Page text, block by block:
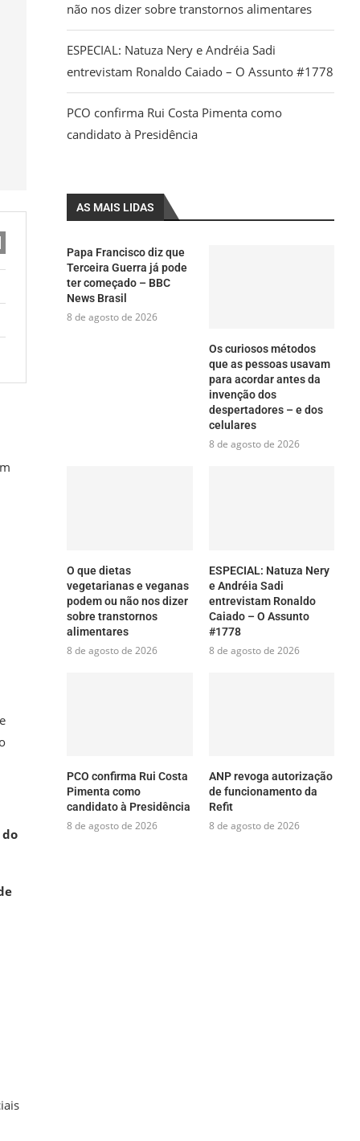
não nos dizer sobre transtornos alimentares
ESPECIAL: Natuza Nery e Andréia Sadi
entrevistam Ronaldo Caiado – O Assunto #1778
PCO confirma Rui Costa Pimenta como
candidato à Presidência
AS MAIS LIDAS
Papa Francisco diz que
Terceira Guerra já pode
ter começado – BBC
News Brasil
8 de agosto de 2026
Os curiosos métodos
que as pessoas usavam
para acordar antes da
invenção dos
despertadores – e dos
celulares
8 de agosto de 2026
O que dietas
vegetarianas e veganas
podem ou não nos dizer
sobre transtornos
alimentares
8 de agosto de 2026
ESPECIAL: Natuza Nery
e Andréia Sadi
entrevistam Ronaldo
Caiado – O Assunto
#1778
8 de agosto de 2026
PCO confirma Rui Costa
Pimenta como
candidato à Presidência
8 de agosto de 2026
ANP revoga autorização
de funcionamento da
Refit
8 de agosto de 2026